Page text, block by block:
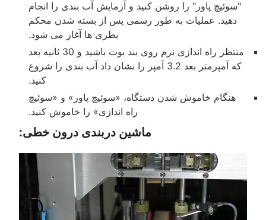
"سوئیچ پاور" را روشن کنید و آزمایش آب بندی را انجام
دهید. عملیات به طور رسمی پس از بسته شدن محکم
بطری ها آغاز می شود.
منتظر راه اندازی نرم روی بند بوت باشید و 30 ثانیه بعد
که آمپرمتر بعد 3.2 آمپر را نشان داد آب بندی را شروع
کنید.
هنگام خاموش شدن دستگاه، «سوئیچ پاور» و «سوئیچ
راه اندازی» را خاموش کنید.
ماشین دربندی درون خطی: